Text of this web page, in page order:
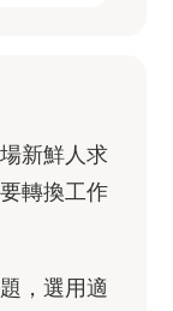
新鮮人求
轉換工作
，選用適